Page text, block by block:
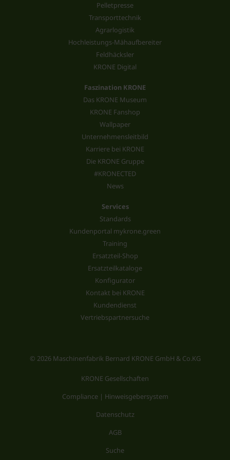
Pelletpresse
Transporttechnik
Agrarlogistik
Hochleistungs-Mähaufbereiter
Feldhäcksler
KRONE Digital
Faszination KRONE
Das KRONE Museum
KRONE Fanshop
Wallpaper
Unternehmensleitbild
Karriere bei KRONE
Die KRONE Gruppe
#KRONECTED
News
Services
Standards
Kundenportal mykrone.green
Training
Ersatzteil-Shop
Ersatzteilkataloge
Konfigurator
Kontakt bei KRONE
Kundendienst
Vertriebspartnersuche
© 2026 Maschinenfabrik Bernard KRONE GmbH & Co.KG
KRONE Gesellschaften
Compliance | Hinweisgebersystem
Datenschutz
AGB
Suche